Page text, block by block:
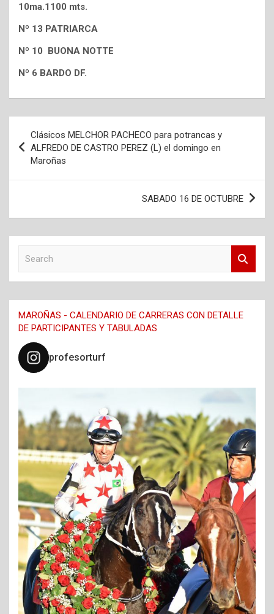
10ma.1100 mts.
Nº 13 PATRIARCA
Nº 10 BUONA NOTTE
Nº 6 BARDO DF.
de
entradas
Clásicos MELCHOR PACHECO para potrancas y
ALFREDO DE CASTRO PEREZ (L) el domingo en
Maroñas
SABADO 16 DE OCTUBRE
c
h
MAROÑAS - CALENDARIO DE CARRERAS CON DETALLE
DE PARTICIPANTES Y TABULADAS
profesorturf